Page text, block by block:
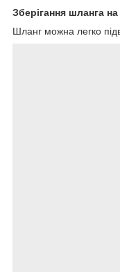
Зберігання шланга
Шланг можна легко